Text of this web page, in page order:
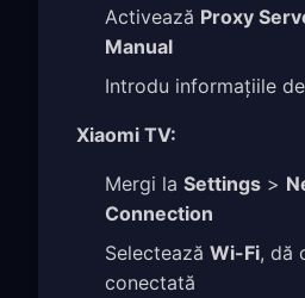
Activează Proxy
Manual
Introdu informațiile
Xiaomi TV:
Mergi la Settings >
Connection
Selectează Wi-Fi, dă
conectată